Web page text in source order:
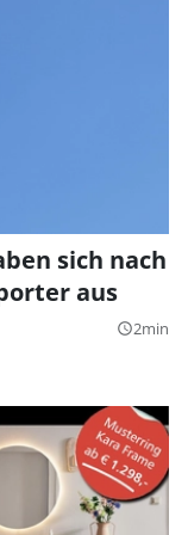
sich nach
aus
query_builder2min